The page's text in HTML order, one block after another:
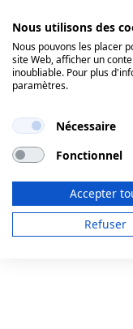
Nous utilisons des
Nous pouvons les placer
site Web, afficher un
inoubliable. Pour plus
paramètres.
Nécessaire
Fonctionnel
Accepter
Refuser